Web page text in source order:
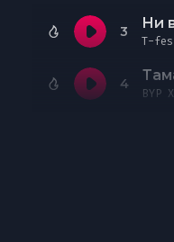
3 Ни
T-
4
BYP